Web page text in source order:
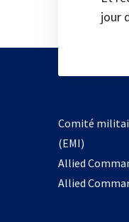
jour
Comité
(EMI)
Allied
Allied